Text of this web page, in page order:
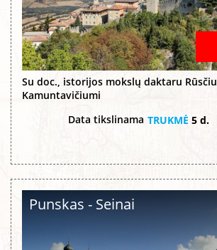
Su doc., istorijos mokslų daktaru Rūsčiu
Kamuntavičiumi
Data tikslinama TRUKMĖ 5 d.
Punskas - Seinai